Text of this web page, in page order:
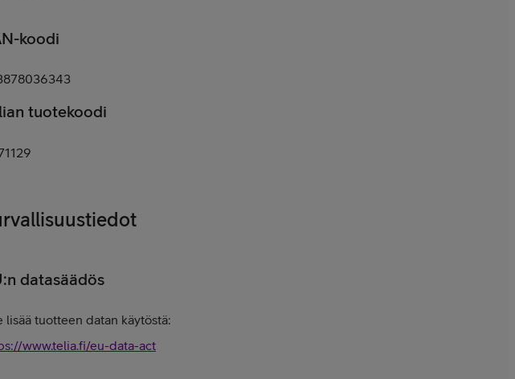
koodi
tuotekoodi
datasäädös
lisää tuotteen datan käytöstä:
www.telia.fi/eu-data-act